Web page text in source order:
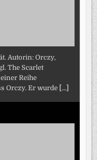
Autorin: Orczy,
The Scarlet
Reihe
Orczy. Er wurde [...]